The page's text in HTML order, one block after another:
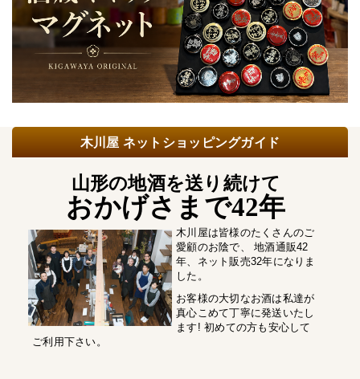
木川屋 ネットショッピングガイド
山形の地酒を送り続けて
おかげさまで42年
木川屋は皆様のたくさんのご
愛顧のお陰で、 地酒通販42
年、ネット販売32年になりま
した。
お客様の大切なお酒は私達が
真心こめて丁寧に発送いたし
ます! 初めての方も安心して
ご利用下さい。